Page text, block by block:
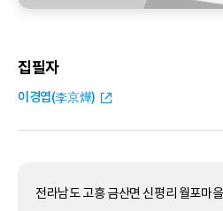
집필자
이경엽(李京燁)
전라남도 고흥 금산면 신평리 월포마